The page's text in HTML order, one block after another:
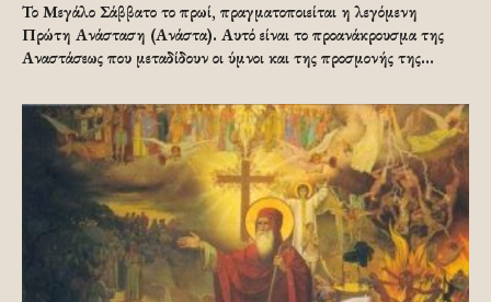
Το Μεγάλο Σάββατο το πρωί, πραγματοποιείται η λεγόμενη
Πρώτη Ανάσταση (Ανάστα). Αυτό είναι το προανάκρουσμα της
Αναστάσεως που μεταδίδουν οι ύμνοι και της προσμονής της...